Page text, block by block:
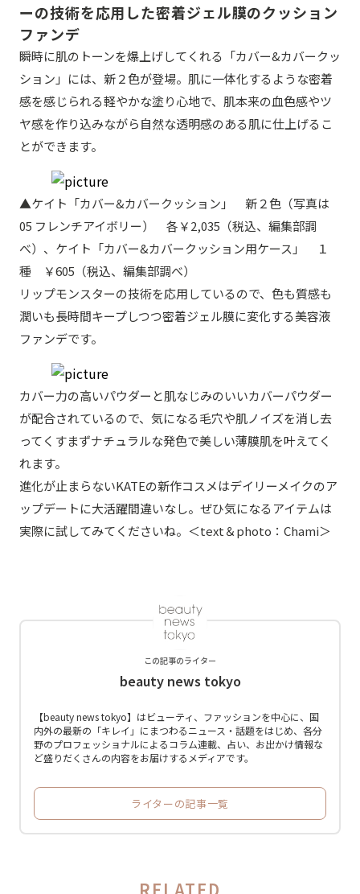
ーの技術を応用した密着ジェル膜のクッション
ファンデ
瞬時に肌のトーンを爆上げしてくれる「カバー&カバークッ
ション」には、新２色が登場。肌に一体化するような密着
感を感じられる軽やかな塗り心地で、肌本来の血色感やツ
ヤ感を作り込みながら自然な透明感のある肌に仕上げるこ
とができます。
▲ケイト「カバー&カバークッション」 新２色（写真は
05 フレンチアイボリー） 各￥2,035（税込、編集部調
べ）、ケイト「カバー&カバークッション用ケース」 １
種 ￥605（税込、編集部調べ）
リップモンスターの技術を応用しているので、色も質感も
潤いも長時間キープしつつ密着ジェル膜に変化する美容液
ファンデです。
カバー力の高いパウダーと肌なじみのいいカバーパウダー
が配合されているので、気になる毛穴や肌ノイズを消し去
ってくすまずナチュラルな発色で美しい薄膜肌を叶えてく
れます。
進化が止まらないKATEの新作コスメはデイリーメイクのア
ップデートに大活躍間違いなし。ぜひ気になるアイテムは
実際に試してみてくださいね。＜text＆photo：Chami＞
この記事のライター
beauty news tokyo
【beauty news tokyo】はビューティ、ファッションを中心に、国
内外の最新の「キレイ」にまつわるニュース・話題をはじめ、各分
野のプロフェッショナルによるコラム連載、占い、お出かけ情報な
ど盛りだくさんの内容をお届けするメディアです。
ライターの記事一覧